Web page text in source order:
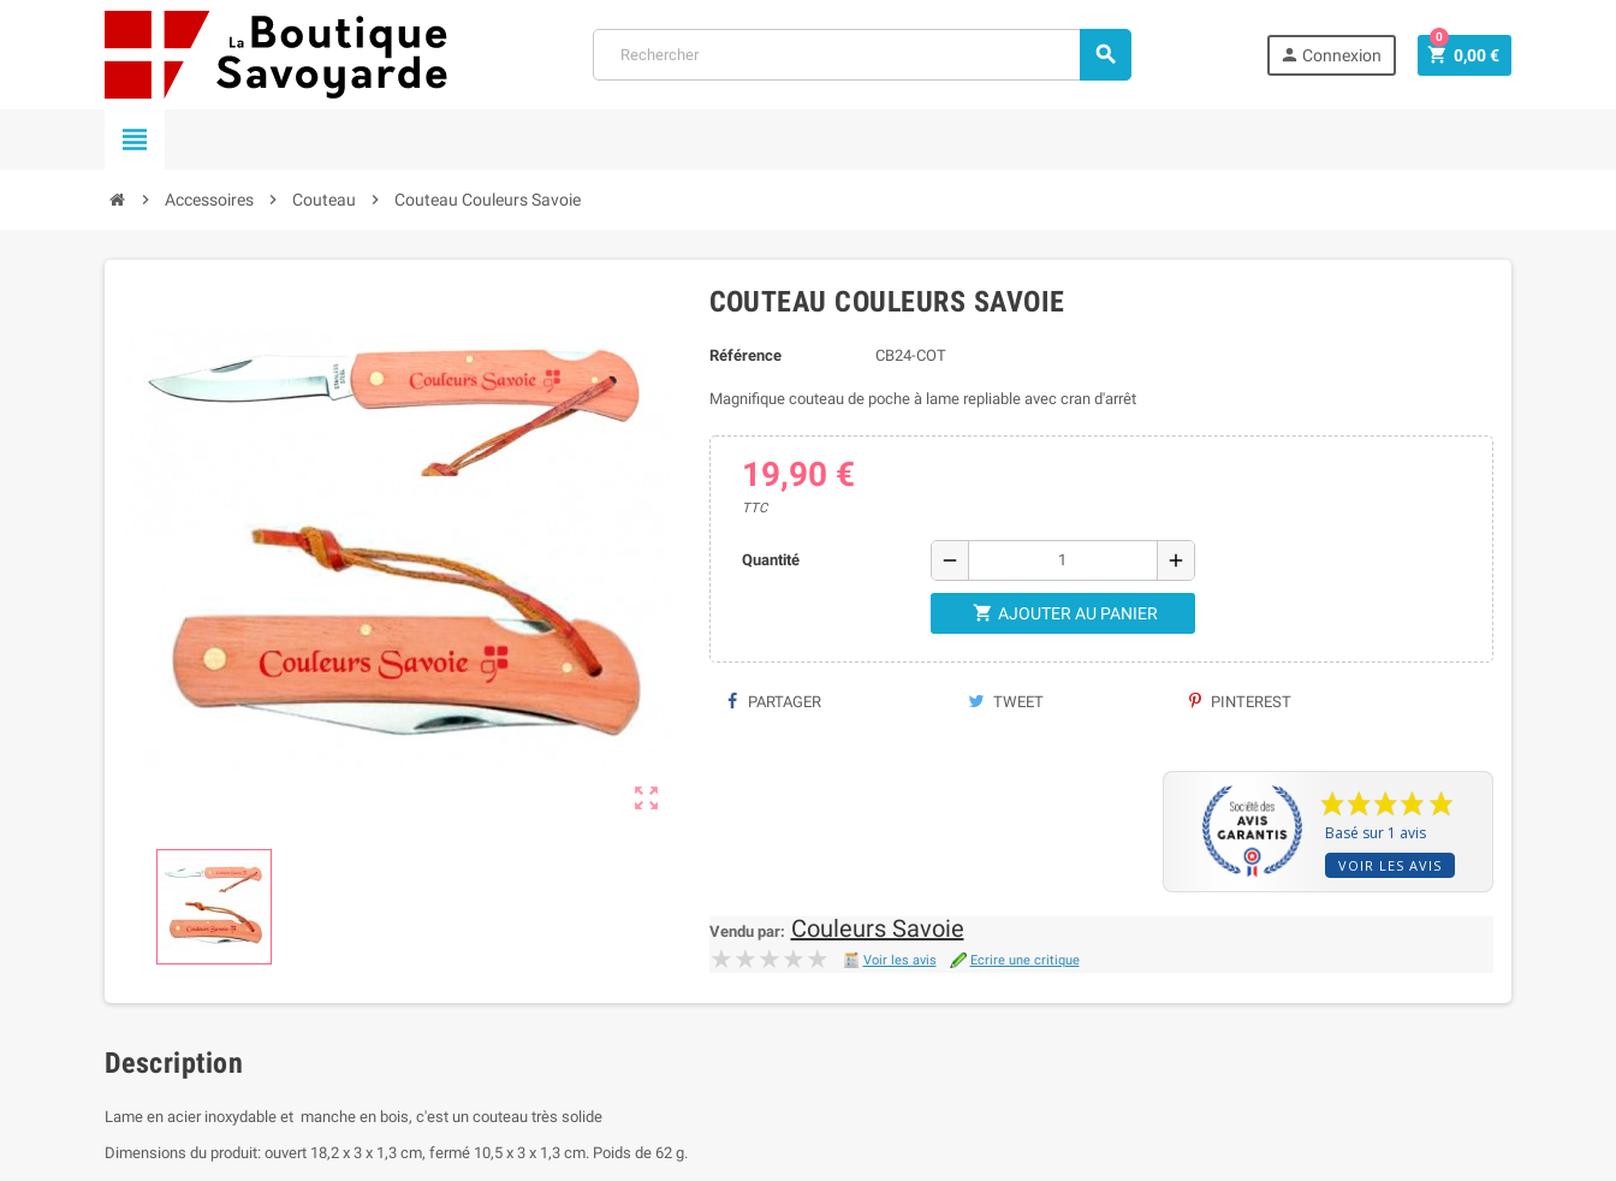
  Connexion  0,00 €
0

 Accessoires  Couteau  Couteau Couleurs Savoie

COUTEAU COULEURS SAVOIE
Référence CB24-COT
Magnifique couteau de poche à lame repliable avec cran d'arrêt
19,90 €
TTC
Quantité remove add
 AJOUTER AU PANIER
PARTAGER TWEET PINTEREST
Basé sur 1 avis
VOIR LES AVIS
Vendu par: Couleurs Savoie
★★★★★
★★★★★ Voir les avis Ecrire une critique
Description
Lame en acier inoxydable et manche en bois, c'est un couteau très solide
Dimensions du produit: ouvert 18,2 x 3 x 1,3 cm, fermé 10,5 x 3 x 1,3 cm. Poids de 62 g.